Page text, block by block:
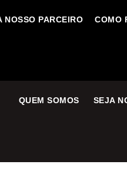
NOSSO PARCEIRO COMO
QUEM SOMOS SEJA